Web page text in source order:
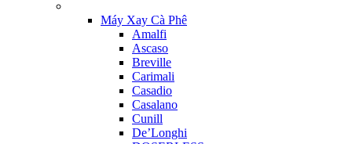
Máy Xay Cà Phê
Amalfi
Ascaso
Breville
Carimali
Casadio
Casalano
Cunill
De’Longhi